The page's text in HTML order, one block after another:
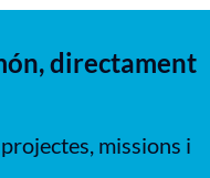
directament
missions i